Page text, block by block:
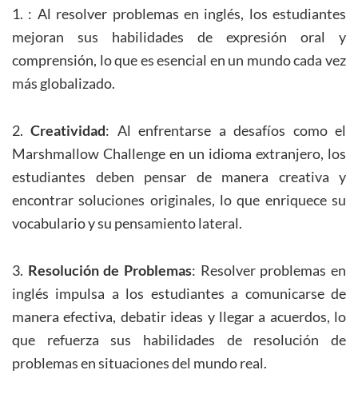
1. : Al resolver problemas en inglés, los estudiantes
mejoran sus habilidades de expresión oral y
comprensión, lo que es esencial en un mundo cada vez
más globalizado.
2.Creatividad: Al enfrentarse a desafíos como el
Marshmallow Challenge en un idioma extranjero, los
estudiantes deben pensar de manera creativa y
encontrar soluciones originales, lo que enriquece su
vocabulario y su pensamiento lateral.
3. Resolución de Problemas: Resolver problemas en
inglés impulsa a los estudiantes a comunicarse de
manera efectiva, debatir ideas y llegar a acuerdos, lo
que refuerza sus habilidades de resolución de
problemas en situaciones del mundo real.